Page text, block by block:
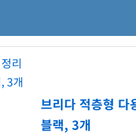
브리다 적층형 다
블랙, 3개